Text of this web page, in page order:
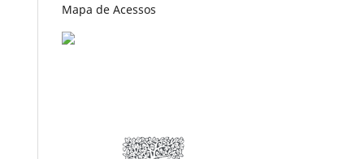
Mapa de Acessos